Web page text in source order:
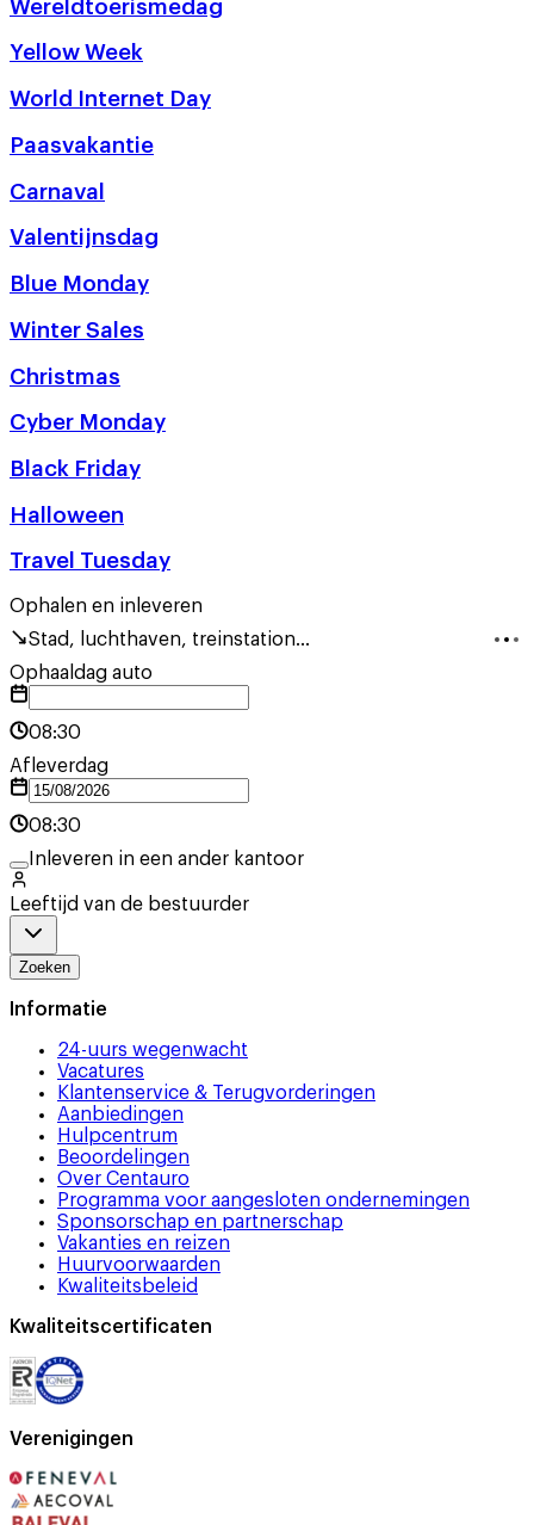
Wereldtoerismedag
Yellow Week
World Internet Day
Paasvakantie
Carnaval
Valentijnsdag
Blue Monday
Winter Sales
Christmas
Cyber Monday
Black Friday
Halloween
Travel Tuesday
Ophalen en inleveren
Stad, luchthaven, treinstation...
Ophaaldag auto
08:30
Afleverdag
08:30
Inleveren in een ander kantoor
Leeftijd van de bestuurder
Zoeken
Informatie
24-uurs wegenwacht
Vacatures
Klantenservice & Terugvorderingen
Aanbiedingen
Hulpcentrum
Beoordelingen
Over Centauro
Programma voor aangesloten ondernemingen
Sponsorschap en partnerschap
Vakanties en reizen
Huurvoorwaarden
Kwaliteitsbeleid
Kwaliteitscertificaten
Verenigingen